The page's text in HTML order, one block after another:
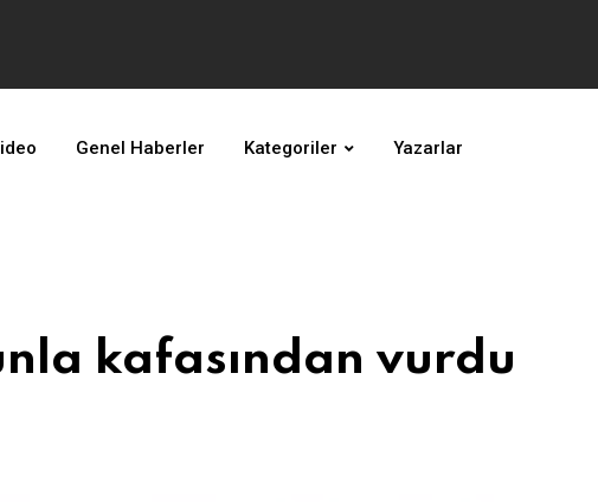
Genel Haberler Kategoriler Yazarlar
kafasından vurdu